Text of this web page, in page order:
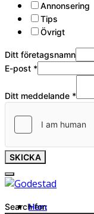
Annonsering
Tips
Övrigt
Ditt företagsnamn
E-post *
Ditt meddelande *
SKICKA
Hem
Search for: